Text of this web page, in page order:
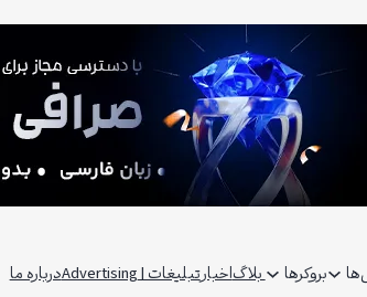
بروکرها بلاگاخبارتبلیغات | Advertising درباره ما